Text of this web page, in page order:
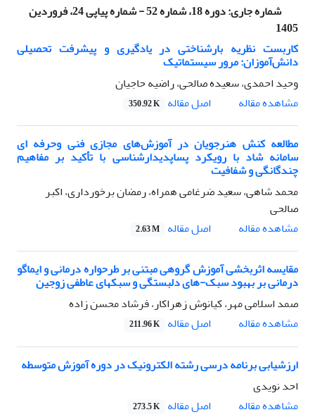
شماره جاری:
دوره 18، شماره 52 - شماره پیاپی 24، فروردین
1405
کاربست نظریه بار‌شناختی در یادگیری و پیشرفت تحصیلی
دانش‌آموزان: مرور سیستماتیک
وحید احمدی، سعیده صالحی، راضیه حاجیان
مشاهده مقاله
اصل مقاله 350.92 K
مطالعه کنش هنرجویان در آموزش‌های مجازی فنی وحرفه ای
سامانه شاد با رویکرد پساپدیدارشناسی با تأکید بر مفاهیم
چندگانگی و شفافیت
محمد شاهی، سعید ضرغامی همراه، رمضان برخورداری، اکبر
صالحی
مشاهده مقاله
اصل مقاله 2.63 M
مقایسه اثربخشی آموزش گروهی مبتنی بر طرحواره درمانی و ایماگو
درمانی بر بهبود سبک-های دلبستگی و سبکهای عاطفی زوجین
صمد اسلامی مهر، کیانوش زهراکار، فرشاد محسن زاده
مشاهده مقاله
اصل مقاله 211.96 K
ارزشیابی برنامه‌ درسی رشته الکترونیک در دوره آموزش متوسطه
احد نویدی
مشاهده مقاله
اصل مقاله 273.5 K